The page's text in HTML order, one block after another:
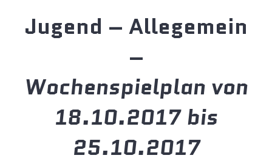
Jugend – Allegemein
–
Wochenspielplan von
18.10.2017 bis
25.10.2017